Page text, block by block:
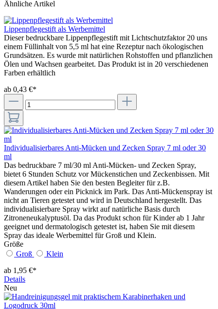
Ähnliche Artikel
Lippenpflegestift als Werbemittel
Dieser bedruckbare Lippenpflegestift mit Lichtschutzfaktor 20 uns
einem Füllinhalt von 5,5 ml hat eine Rezeptur nach ökologischen
Grundsätzen. Es wurde mit natürlichen Rohstoffen und pflanzlichen
Ölen und Wachsen gearbeitet. Das Produkt ist in 20 verschiedenen
Farben erhältlich
ab 0,43 €*
Individualisierbares Anti-Mücken und Zecken Spray 7 ml oder 30
ml
Das bedruckbare 7 ml/30 ml Anti-Mücken- und Zecken Spray,
bietet 6 Stunden Schutz vor Mückenstichen und Zeckenbissen. Mit
diesem Artikel haben Sie den besten Begleiter für z.B.
Wanderungen oder ein Picknick im Park. Das Anti-Mückenspray ist
nicht an Tieren getestet und wird in Deutschland hergestellt. Das
individualisierbare Spray wirkt auf natürliche Basis durch
Zitroneneukalyptusöl. Da das Produkt schon für Kinder ab 1 Jahr
geeignet und dermatologisch getestet ist, haben Sie mit diesem
Spray das ideale Werbemittel für Groß und Klein.
Größe
Groß
Klein
ab 1,95 €*
Details
Neu